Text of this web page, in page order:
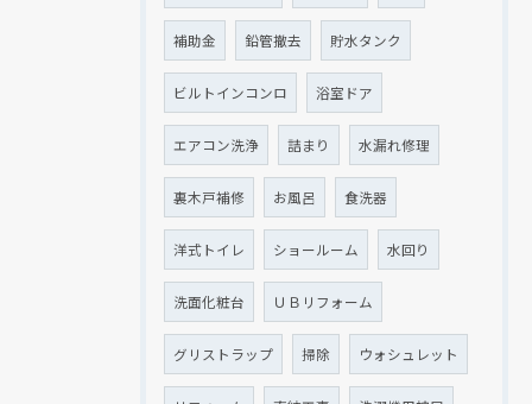
補助金 鉛管撤去 貯水タンク
ビルトインコンロ 浴室ドア
エアコン洗浄 詰まり 水漏れ修理
裏木戸補修 お風呂 食洗器
洋式トイレ ショールーム 水回り
洗面化粧台 ＵＢリフォーム
グリストラップ 掃除 ウォシュレット